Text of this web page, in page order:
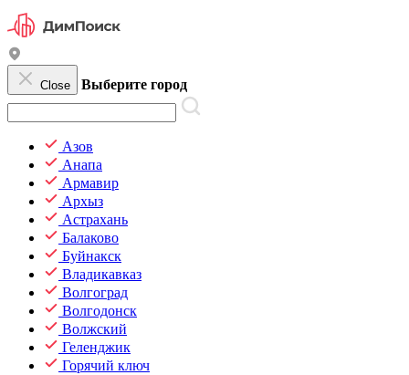
Close Выберите город
Азов
Анапа
Армавир
Архыз
Астрахань
Балаково
Буйнакск
Владикавказ
Волгоград
Волгодонск
Волжский
Геленджик
Горячий ключ